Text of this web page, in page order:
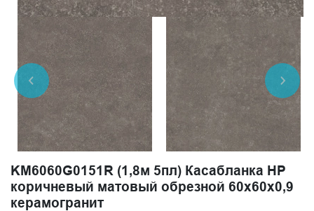
KM6060G0151R (1,8м 5пл) Касабланка HP
коричневый матовый обрезной 60x60x0,9
керамогранит